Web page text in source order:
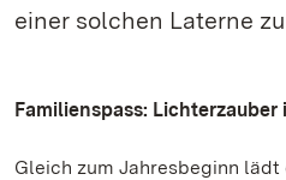
einer solchen Laterne
Familienspass: Lichterzauber
Gleich zum Jahresbeginn lädt